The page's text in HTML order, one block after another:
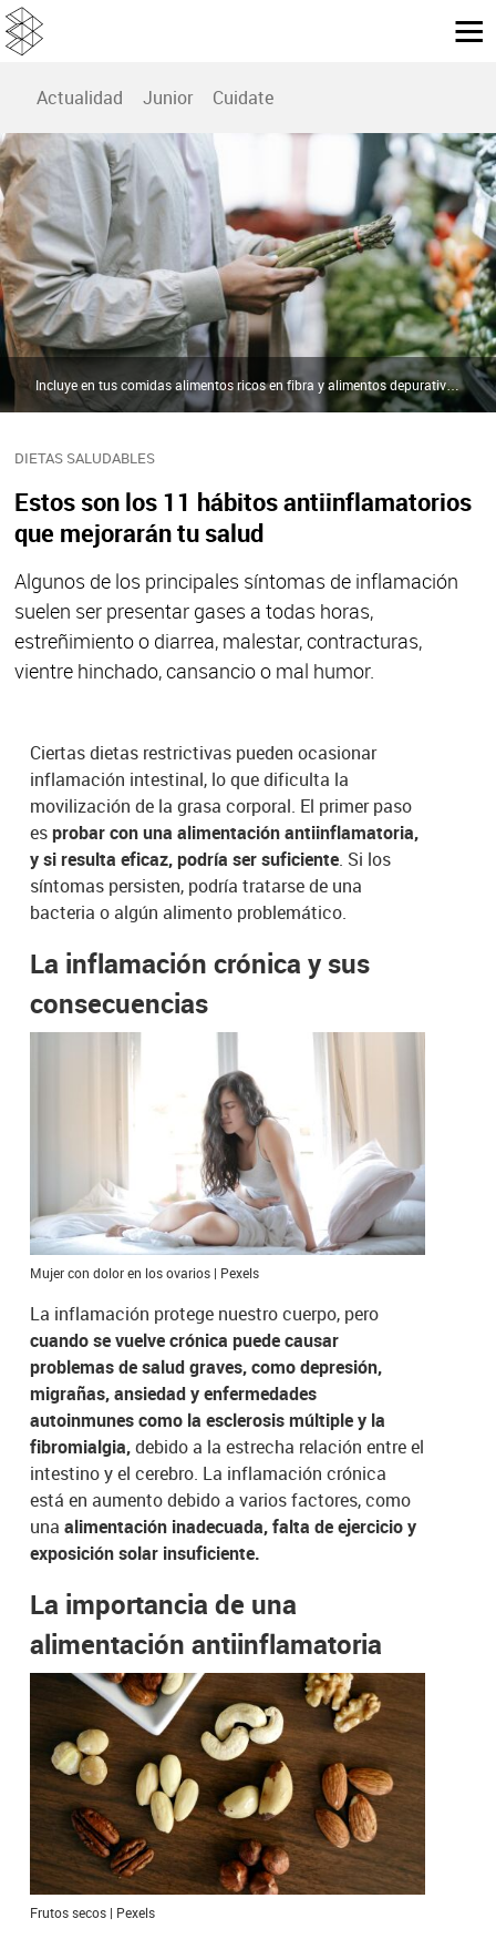
Actualidad Junior Cuidate
DIETAS SALUDABLES
Estos son los 11 hábitos antiinflamatorios
que mejorarán tu salud
Algunos de los principales síntomas de inflamación
suelen ser presentar gases a todas horas,
estreñimiento o diarrea, malestar, contracturas,
vientre hinchado, cansancio o mal humor.
Incluye en tus comidas alimentos ricos en fibra y alimentos depurativos. | Pexels
Ciertas dietas restrictivas pueden ocasionar
inflamación intestinal, lo que dificulta la
movilización de la grasa corporal. El primer paso
esprobar con una alimentación antiinflamatoria,
y si resulta eficaz, podría ser suficiente. Si los
síntomas persisten, podría tratarse de una
bacteria o algún alimento problemático.
La inflamación crónica y sus
consecuencias
Mujer con dolor en los ovarios | Pexels
La inflamación protege nuestro cuerpo, pero
cuando se vuelve crónica puede causar
problemas de salud graves, como depresión,
migrañas, ansiedad y enfermedades
autoinmunes como la esclerosis múltiple y la
fibromialgia,debido a la estrecha relación entre el
intestino y el cerebro. La inflamación crónica
está en aumento debido a varios factores, como
unaalimentación inadecuada, falta de ejercicio y
exposición solar insuficiente.
La importancia de una
alimentación antiinflamatoria
Frutos secos | Pexels